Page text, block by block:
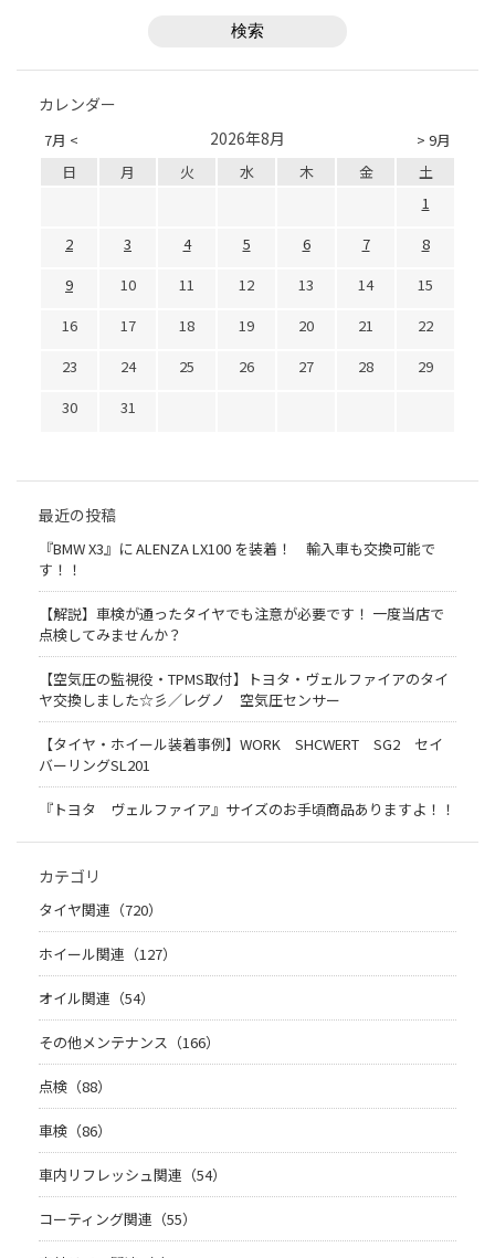
カレンダー
7月 < > 9月
2026年8月
日 月 火 水 木 金
土
1
2
3 4 5 6 7
8
9
10 11 12 13 14
15
16
17 18 19 20 21
22
23
24 25 26 27 28
29
30
31
最近の投稿
『BMW X3』に ALENZA LX100 を装着！ 輸入車も交換可能で
す！！
【解説】車検が通ったタイヤでも注意が必要です！ 一度当店で
点検してみませんか？
【空気圧の監視役・TPMS取付】トヨタ・ヴェルファイアのタイ
ヤ交換しました☆彡／レグノ 空気圧センサー
【タイヤ・ホイール装着事例】WORK SHCWERT SG2 セイ
バーリングSL201
『トヨタ ヴェルファイア』サイズのお手頃商品ありますよ！！
カテゴリ
タイヤ関連（720）
ホイール関連（127）
オイル関連（54）
その他メンテナンス（166）
点検（88）
車検（86）
車内リフレッシュ関連（54）
コーティング関連（55）